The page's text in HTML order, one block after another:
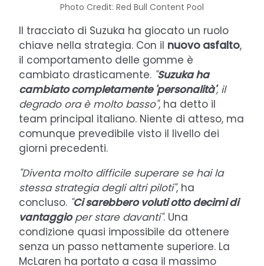
Photo Credit: Red Bull Content Pool
Il tracciato di Suzuka ha giocato un ruolo
chiave nella strategia. Con il nuovo asfalto,
il comportamento delle gomme è
cambiato drasticamente. "Suzuka ha
cambiato completamente 'personalità', il
degrado ora è molto basso", ha detto il
team principal italiano. Niente di atteso, ma
comunque prevedibile visto il livello dei
giorni precedenti.
"Diventa molto difficile superare se hai la
stessa strategia degli altri piloti", ha
concluso. "Ci sarebbero voluti otto decimi di
vantaggioper stare davanti". Una
condizione quasi impossibile da ottenere
senza un passo nettamente superiore. La
McLaren ha portato a casa il massimo